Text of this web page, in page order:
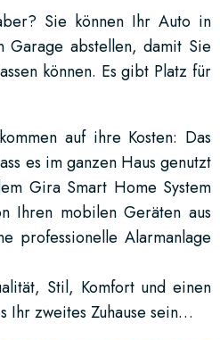
Sie können Ihr Auto in
Garage abstellen, damit Sie
können. Es gibt Platz für
auf ihre Kosten: Das
es im ganzen Haus genutzt
Gira Smart Home System
Ihren mobilen Geräten aus
professionelle Alarmanlage
Stil, Komfort und einen
Ihr zweites Zuhause sein…